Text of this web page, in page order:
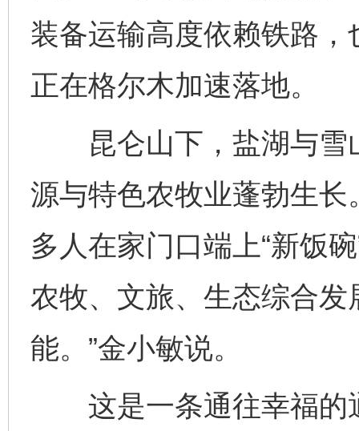
装备运输高度依赖铁路
正在格尔木加速落地。
昆仑山下，盐湖与雪
源与特色农牧业蓬勃生
多人在家门口端上“新饭
农牧、文旅、生态综合
能。”金小敏说。
这是一条通往幸福